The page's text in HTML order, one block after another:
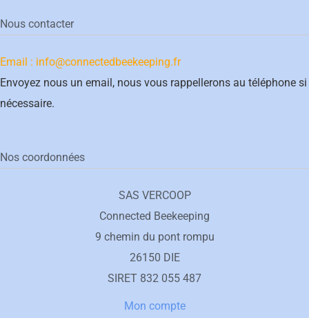
Nous contacter
Email : info@connectedbeekeeping.fr
Envoyez nous un email, nous vous rappellerons au téléphone si
nécessaire.
Nos coordonnées
SAS VERCOOP
Connected Beekeeping
9 chemin du pont rompu
26150 DIE
SIRET 832 055 487
Mon compte